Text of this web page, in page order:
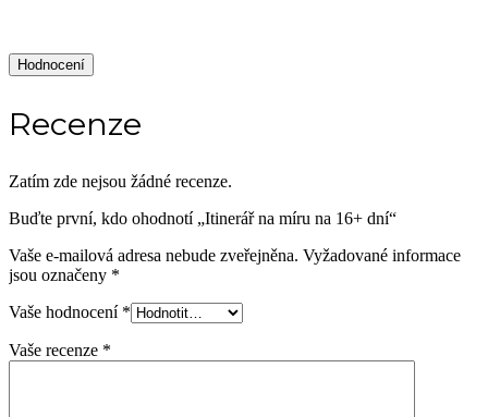
Hodnocení
Recenze
Zatím zde nejsou žádné recenze.
Buďte první, kdo ohodnotí „Itinerář na míru na 16+ dní“
Vaše e-mailová adresa nebude zveřejněna. Vyžadované informace
jsou označeny *
Vaše hodnocení *
Vaše recenze *